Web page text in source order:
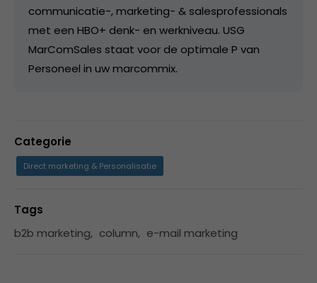
communicatie-, marketing- & salesprofessionals
met een HBO+ denk- en werkniveau. USG
MarComSales staat voor de optimale P van
Personeel in uw marcommix.
Categorie
Direct marketing & Personalisatie
Tags
b2b marketing, column, e-mail marketing